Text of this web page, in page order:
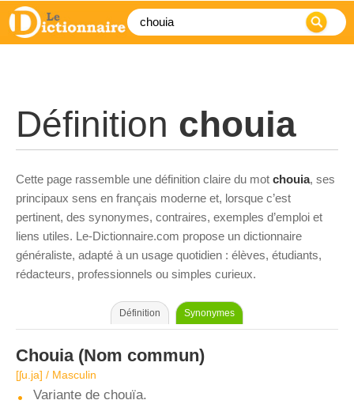
Définition chouia
Cette page rassemble une définition claire du mot chouia, ses
principaux sens en français moderne et, lorsque c’est
pertinent, des synonymes, contraires, exemples d’emploi et
liens utiles. Le-Dictionnaire.com propose un dictionnaire
généraliste, adapté à un usage quotidien : élèves, étudiants,
rédacteurs, professionnels ou simples curieux.
Définition Synonymes
Chouia(Nom commun)
[ʃu.ja] / Masculin
Variante de chouïa.